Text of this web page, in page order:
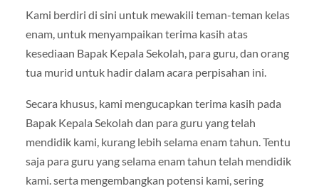
Kami berdiri di sini untuk mewakili teman-teman kelas
enam, untuk menyampaikan terima kasih atas
kesediaan Bapak Kepala Sekolah, para guru, dan orang
tua murid untuk hadir dalam acara perpisahan ini.
Secara khusus, kami mengucapkan terima kasih pada
Bapak Kepala Sekolah dan para guru yang telah
mendidik kami, kurang lebih selama enam tahun. Tentu
saja para guru yang selama enam tahun telah mendidik
kami. serta mengembangkan potensi kami, sering